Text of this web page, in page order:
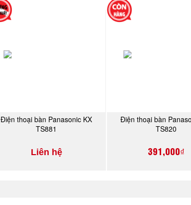
Điện thoại bàn Panasonic KX
TS881
Liên hệ
MUA NGAY
Điện thoại bàn
TS820
391,000₫
MUA NGAY